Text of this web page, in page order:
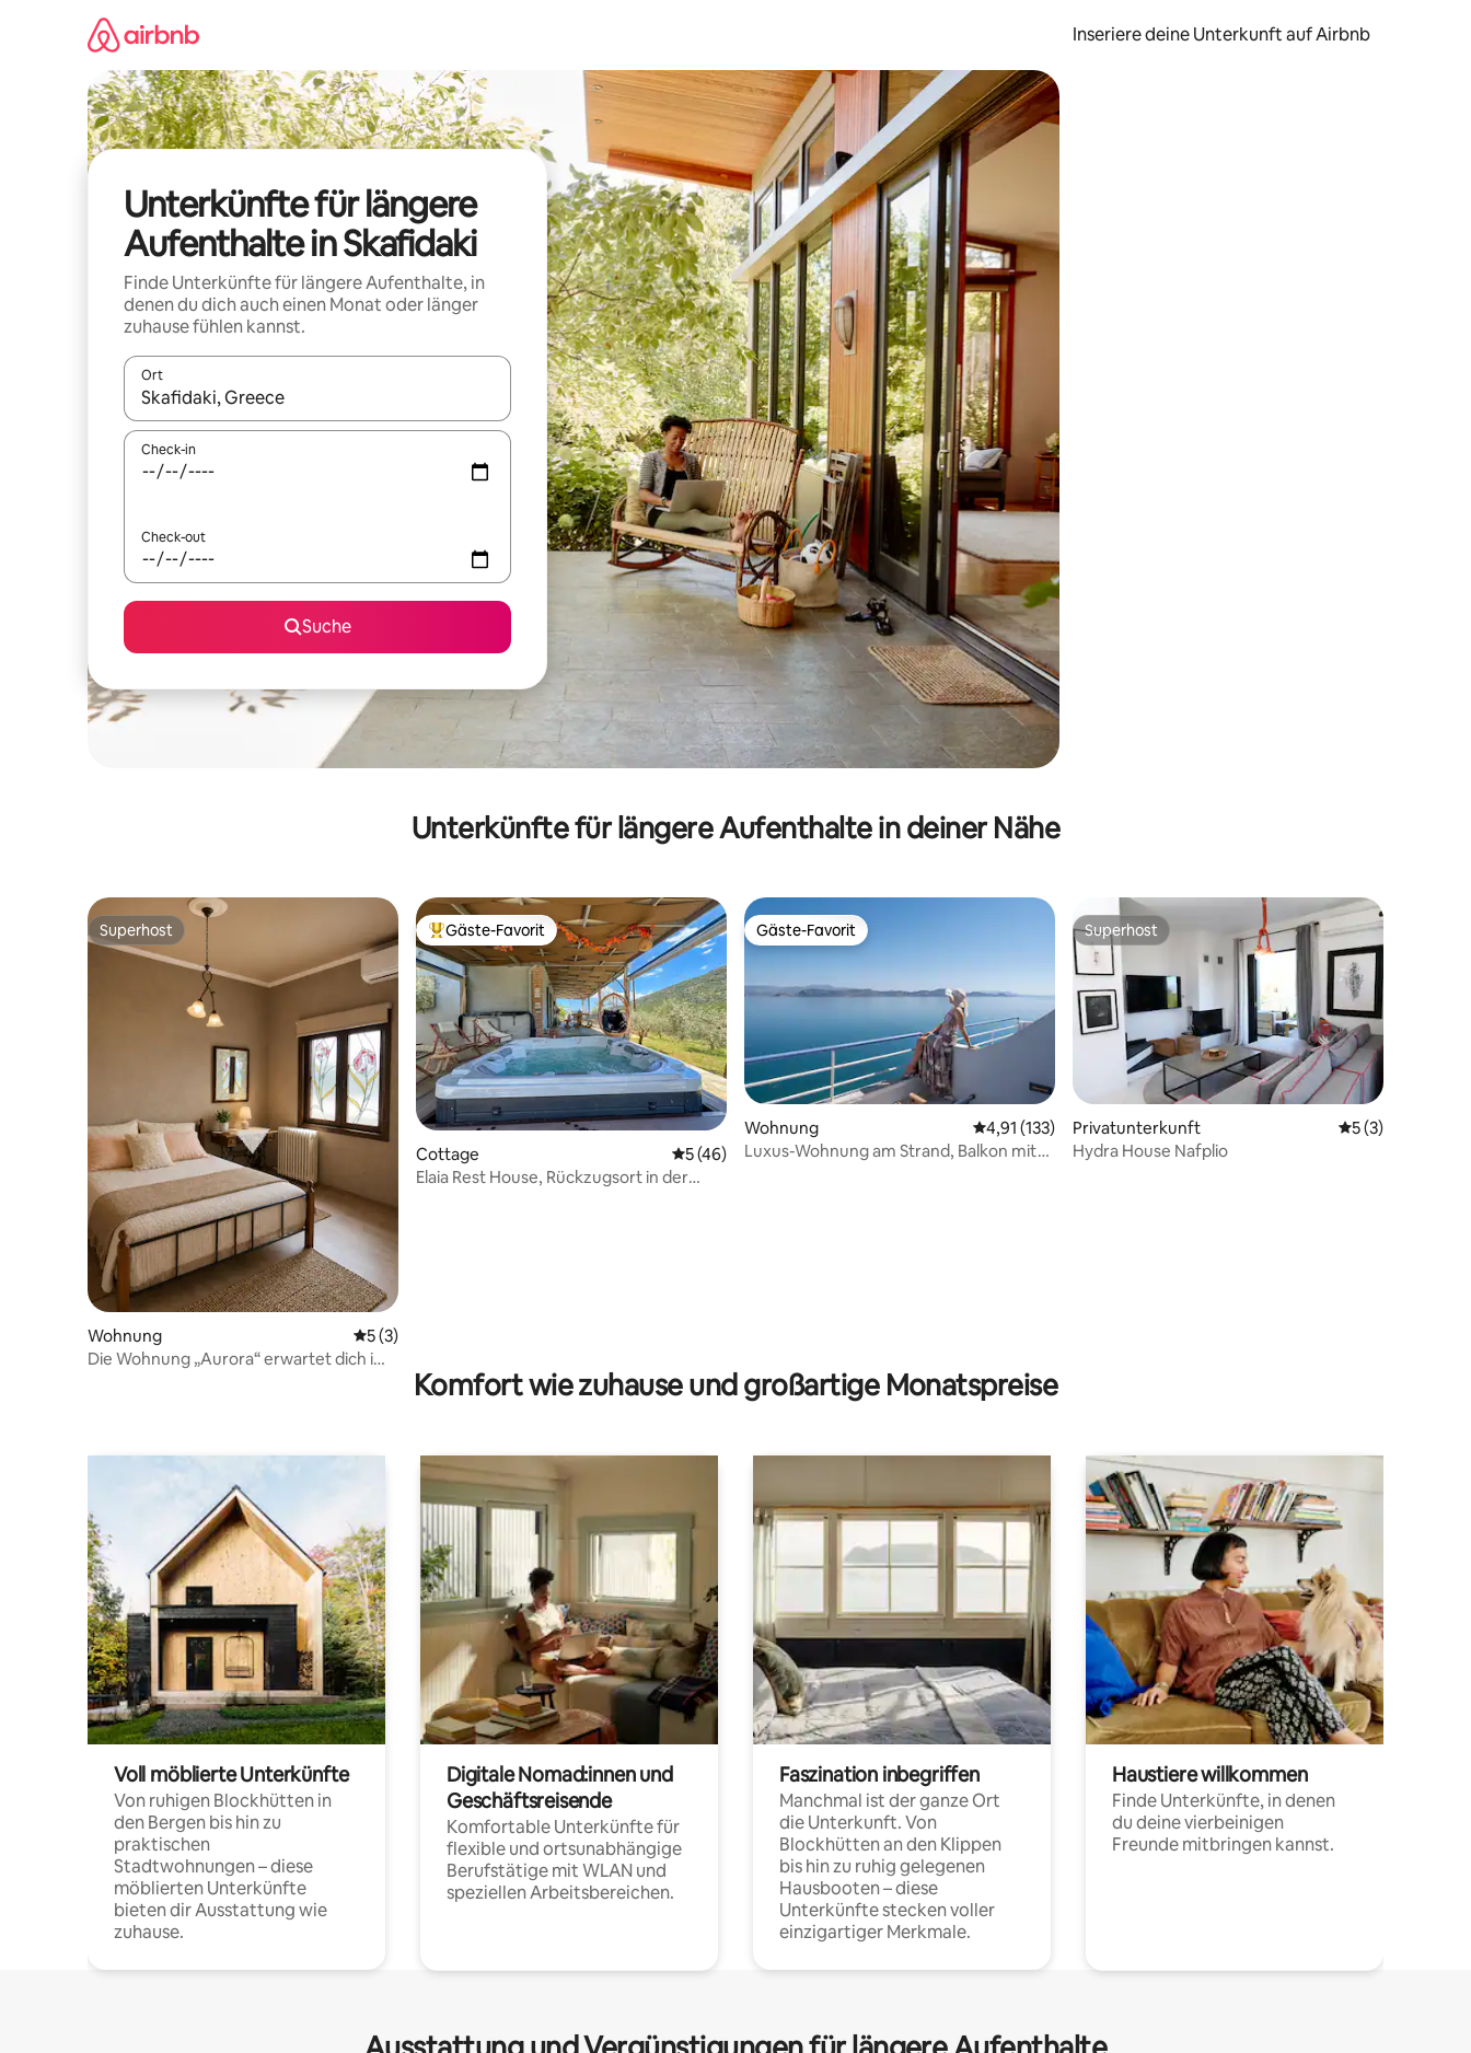
Inseriere deine Unterkunft auf Airbnb
Unterkünfte für längere
Aufenthalte in Skafidaki
Finde Unterkünfte für längere Aufenthalte, in
denen du dich auch einen Monat oder länger
zuhause fühlen kannst.
Ort
Wenn Ergebnisse verfügbar sind, navigiere mit den Pfeiltasten nach oben und unten oder erkunde die Ergebnisse durch Berühren oder Wischgesten.
Check-in
Check-out
Suche
Unterkünfte für längere Aufenthalte in deiner Nähe
Superhost
Superhost
Wohnung Durchschnittliche Bewertung: 5 von 5, 3 Bewertungen
5 (3)
Die Wohnung „Aurora“ erwartet dich im
Beliebter Gäste-Favorit.
Gäste-Favorit
Cottage Durchschnittliche Bewertung: 5 von 5, 46 Bewertungen
5 (46)
Elaia Rest House, Rückzugsort in der
Gäste-Favorit
Gäste-Favorit
Wohnung Durchschnittliche Bewertung: 4,91 von 5, 133 Bewertungen
4,91 (133)
Luxus-Wohnung am Strand, Balkon mit
Superhost
Superhost
Privatunterkunft
5 (3)
Hydra House Nafplio
Komfort wie zuhause und großartige Monatspreise
Voll möblierte Unterkünfte
Von ruhigen Blockhütten in
den Bergen bis hin zu
praktischen
Stadtwohnungen – diese
möblierten Unterkünfte
bieten dir Ausstattung wie
zuhause.
Digitale Nomad:innen und
Geschäftsreisende
Komfortable Unterkünfte für
flexible und ortsunabhängige
Berufstätige mit WLAN und
speziellen Arbeitsbereichen.
Faszination inbegriffen
Manchmal ist der ganze Ort
die Unterkunft. Von
Blockhütten an den Klippen
bis hin zu ruhig gelegenen
Hausbooten – diese
Unterkünfte stecken voller
einzigartiger Merkmale.
Haustiere willkommen
Finde Unterkünfte, in denen
du deine vierbeinigen
Freunde mitbringen kannst.